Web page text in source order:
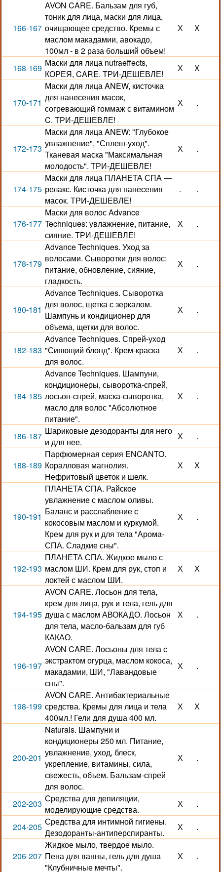
166-167
AVON CARE. Бальзам для губ,
тоник для лица, маски для лица,
очищающее средство. Кремы с
маслом макадамии, авокадо,
100мл - в 2 раза больший объем!
Х Х
168-169 Маски для лица nutraeffects,
КОРЕЯ, CARE. ТРИ-ДЕШЕВЛЕ!
Х Х
170-171
Маски для лица ANEW, кисточка
для нанесения масок,
согревающий гоммаж с витамином
C. ТРИ-ДЕШЕВЛЕ!
Х .
172-173
Маски для лица ANEW: "Глубокое
увлажнение", "Сплеш-уход".
Тканевая маска "Максимальная
молодость". ТРИ-ДЕШЕВЛЕ!
Х .
174-175
Маски для лица ПЛАНЕТА СПА —
релакс. Кисточка для нанесения
масок. ТРИ-ДЕШЕВЛЕ!
. .
176-177
Маски для волос Advance
Techniques: увлажнение, питание,
сияние. ТРИ-ДЕШЕВЛЕ!
Х .
178-179
Advance Techniques. Уход за
волосами. Сыворотки для волос:
питание, обновление, сияние,
гладкость.
Х .
180-181
Advance Techniques. Сыворотка
для волос, щетка с зеркалом.
Шампунь и кондиционер для
объема, щетки для волос.
Х .
182-183
Advance Techniques. Спрей-уход
"Сияющий блонд". Крем-краска
для волос.
Х .
184-185
Advance Techniques. Шампуни,
кондиционеры, сыворотка-спрей,
лосьон-спрей, маска-сыворотка,
масло для волос "Абсолютное
питание".
Х .
186-187 Шариковые дезодоранты для него
и для нее.
Х .
188-189
Парфюмерная серия ENCANTO.
Коралловая магнолия.
Нефритовый цветок и шелк.
Х Х
190-191
ПЛАНЕТА СПА. Райское
увлажнение с маслом оливы.
Баланс и расслабление с
кокосовым маслом и куркумой.
Крем для рук и для тела "Арома-
СПА. Сладкие сны".
Х .
192-193
ПЛАНЕТА СПА. Жидкое мыло с
маслом ШИ. Крем для рук, стоп и
локтей с маслом ШИ.
Х Х
194-195
AVON CARE. Лосьон для тела,
крем для лица, рук и тела, гель для
душа с маслом АВОКАДО. Лосьон
для тела, масло-бальзам для губ
КАКАО.
Х .
196-197
AVON CARE. Лосьоны для тела с
экстрактом огурца, маслом кокоса,
макадамии, ШИ, "Лавандовые
сны".
Х .
198-199
AVON CARE. Антибактериальные
средства. Кремы для лица и тела
400мл.! Гели для душа 400 мл.
Х Х
200-201
Naturals. Шампуни и
кондиционеры 250 мл. Питание,
увлажнение, уход, блеск,
укрепление, витамины, сила,
свежесть, объем. Бальзам-спрей
для волос.
Х .
202-203 Средства для депиляции,
моделирующие средства.
Х .
204-205 Средства для интимной гигиены.
Дезодоранты-антиперспиранты.
Х .
206-207
Жидкое мыло, твердое мыло.
Пена для ванны, гель для душа
"Клубничные мечты".
Х .